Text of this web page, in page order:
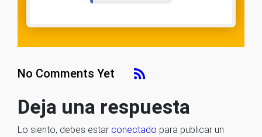
No Comments Yet
Deja una respuesta
Lo siento, debes estar conectado para publicar un